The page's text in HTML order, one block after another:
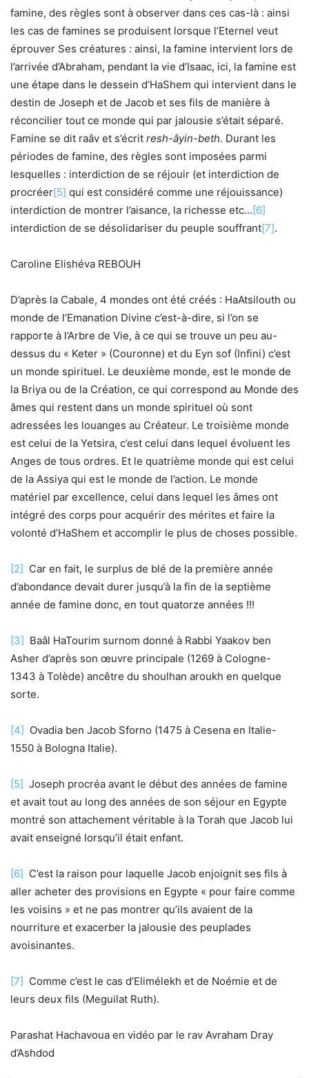
famine, des règles sont à observer dans ces cas-là : ainsi
les cas de famines se produisent lorsque l’Eternel veut
éprouver Ses créatures : ainsi, la famine intervient lors de
l’arrivée d’Abraham, pendant la vie d’Isaac, ici, la famine est
une étape dans le dessein d’HaShem qui intervient dans le
destin de Joseph et de Jacob et ses fils de manière à
réconcilier tout ce monde qui par jalousie s’était séparé.
Famine se dit raâv et s’écrit resh-âyin-beth. Durant les
périodes de famine, des règles sont imposées parmi
lesquelles : interdiction de se réjouir (et interdiction de
procréer[5] qui est considéré comme une réjouissance)
interdiction de montrer l’aisance, la richesse etc…[6]
interdiction de se désolidariser du peuple souffrant[7].
Caroline Elishéva REBOUH
D’après la Cabale, 4 mondes ont été créés : HaAtsilouth ou
monde de l’Emanation Divine c’est-à-dire, si l’on se
rapporte à l’Arbre de Vie, à ce qui se trouve un peu au-
dessus du « Keter » (Couronne) et du Eyn sof (Infini) c’est
un monde spirituel. Le deuxième monde, est le monde de
la Briya ou de la Création, ce qui correspond au Monde des
âmes qui restent dans un monde spirituel où sont
adressées les louanges au Créateur. Le troisième monde
est celui de la Yetsira, c’est celui dans lequel évoluent les
Anges de tous ordres. Et le quatrième monde qui est celui
de la Assiya qui est le monde de l’action. Le monde
matériel par excellence, celui dans lequel les âmes ont
intégré des corps pour acquérir des mérites et faire la
volonté d’HaShem et accomplir le plus de choses possible.
[2] Car en fait, le surplus de blé de la première année
d’abondance devait durer jusqu’à la fin de la septième
année de famine donc, en tout quatorze années !!!
[3] Baâl HaTourim surnom donné à Rabbi Yaakov ben
Asher d’après son œuvre principale (1269 à Cologne-
1343 à Tolède) ancêtre du shoulhan aroukh en quelque
sorte.
[4] Ovadia ben Jacob Sforno (1475 à Cesena en Italie-
1550 à Bologna Italie).
[5] Joseph procréa avant le début des années de famine
et avait tout au long des années de son séjour en Egypte
montré son attachement véritable à la Torah que Jacob lui
avait enseigné lorsqu’il était enfant.
[6] C’est la raison pour laquelle Jacob enjoignit ses fils à
aller acheter des provisions en Egypte « pour faire comme
les voisins » et ne pas montrer qu’ils avaient de la
nourriture et exacerber la jalousie des peuplades
avoisinantes.
[7] Comme c’est le cas d’Elimélekh et de Noémie et de
leurs deux fils (Meguilat Ruth).
Parashat Hachavoua en vidéo par le rav Avraham Dray
d’Ashdod